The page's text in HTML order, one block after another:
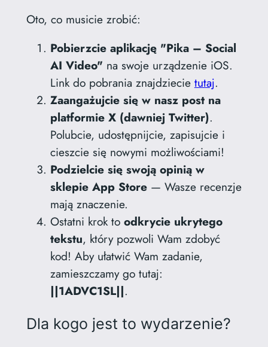
Oto, co musicie zrobić:
Pobierzcie aplikację "Pika – Social
AI Video" na swoje urządzenie iOS.
Link do pobrania znajdziecie tutaj.
Zaangażujcie się w nasz post na
platformie X (dawniej Twitter).
Polubcie, udostępnijcie, zapisujcie i
cieszcie się nowymi możliwościami!
Podzielcie się swoją opinią w
sklepie App Store— Wasze recenzje
mają znaczenie.
Ostatni krok to odkrycie ukrytego
tekstu, który pozwoli Wam zdobyć
kod! Aby ułatwić Wam zadanie,
zamieszczamy go tutaj:
||1ADVC1SL||.
Dla kogo jest to wydarzenie?